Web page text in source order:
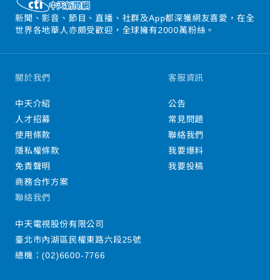
新聞、影音、節目、直播、社群及App都深獲網友喜愛，在全
世界各地華人亦頗受歡迎，全球擁有2000萬粉絲。
關於我們
中天介紹
人才招募
使用條款
隱私權條款
免責聲明
商務合作方案
客服資訊
公告
常見問題
聯絡我們
我要爆料
我要投稿
聯絡我們
中天電視股份有限公司
臺北市內湖區民權東路六段25號
總機：(02)6600-7766